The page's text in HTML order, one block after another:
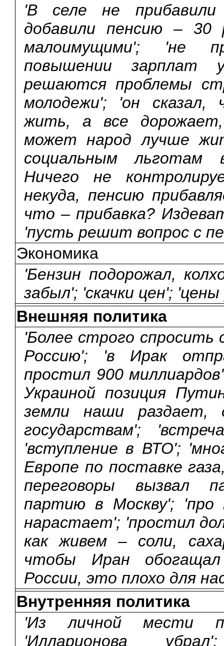
'В селе не прибавили
добавили пенсию – 30
малоимущими'; 'не
повышении зарплат
решаются проблемы
молодежи'; 'он
жить, а все
может народ лучше
социальным льготам
Ничего не
некуда, пенсию
что – прибавка?
'пусть решит вопрос с
Экономика
'Бензин подорожал,
забыл'; 'скачки цен';
Внешняя политика
'Более строго спросить
Россию'; 'в Ирак
простил 900
Украиной позиция
земли наши раздает,
государствам';
'вступление в ВТО';
Европе по поставке
переговоры вызвал
партию в Москву'; 'про
нарастает'; 'простил
как живем – соли,
чтобы Иран
России, это плохо для
Внутренняя политика
'Из личной мести
'Илларионова